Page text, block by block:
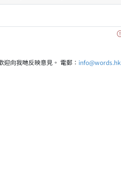
迎向我哋反映意見。 電郵： info@words.hk